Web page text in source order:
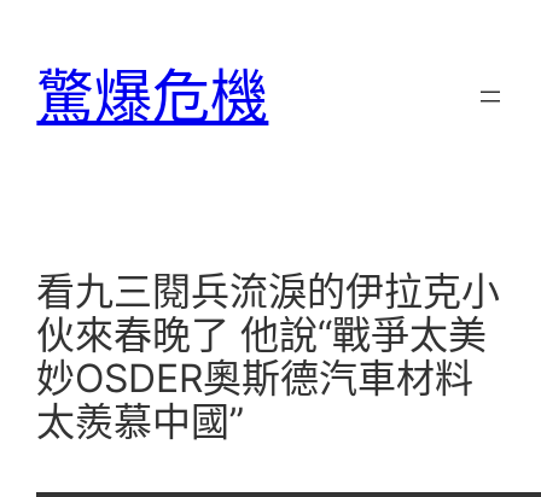
驚爆危機
看九三閱兵流淚的伊拉克小
伙來春晚了 他說“戰爭太美
妙OSDER奧斯德汽車材料
太羨慕中國”